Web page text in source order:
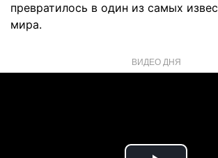
превратилось в один из самых
мира.
ВИДЕО ДНЯ